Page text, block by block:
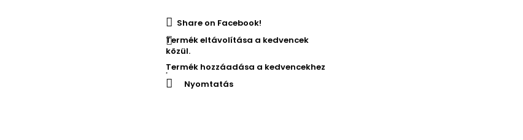
Share on Facebook!
Termék eltávolítása a kedvencek
közül.
Termék hozzáadása a kedvencekhez
Nyomtatás